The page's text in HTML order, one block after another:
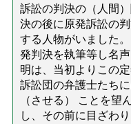
訴訟の判決の（人間
決の後に原発訴訟の
する人物がいました
発判決を執筆等し名
明は、当初よりこの
訴訟団の弁護士たち
（させる） ことを望
し、その前に目ざわ